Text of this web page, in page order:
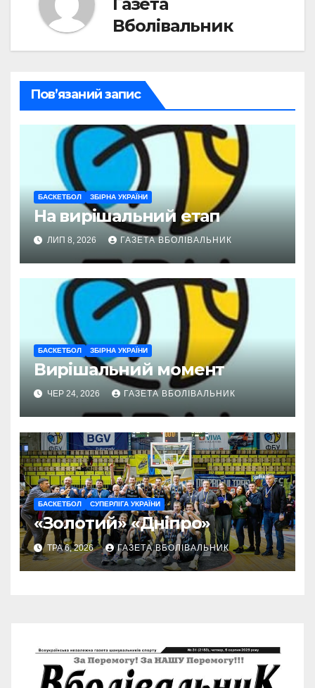
Вболівальник
Пов’язаний запис
БАСКЕТБОЛ ЗБІРНА УКРАЇНИ
На вирішальний етап
ЛИП 8, 2026 ГАЗЕТА ВБОЛІВАЛЬНИК
БАСКЕТБОЛ ЗБІРНА УКРАЇНИ
Вирішальний момент
ЧЕР 24, 2026 ГАЗЕТА ВБОЛІВАЛЬНИК
БАСКЕТБОЛ СУПЕРЛІГА УКРАЇНИ
«Золотий» «Дніпро»
ТРА 6, 2026 ГАЗЕТА ВБОЛІВАЛЬНИК